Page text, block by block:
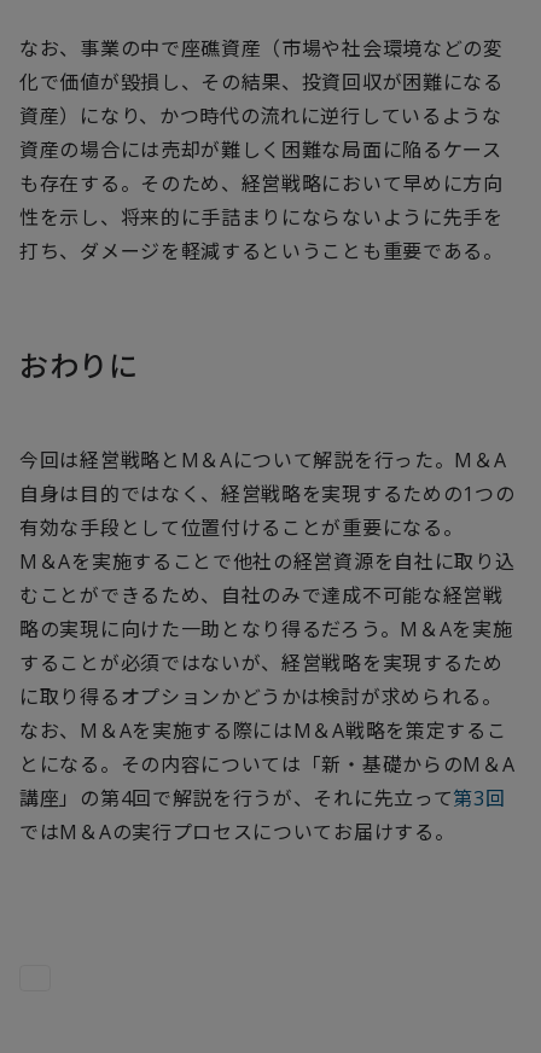
なお、事業の中で座礁資産（市場や社会環境などの変
化で価値が毀損し、その結果、投資回収が困難になる
資産）になり、かつ時代の流れに逆行しているような
資産の場合には売却が難しく困難な局面に陥るケース
も存在する。そのため、経営戦略において早めに方向
性を示し、将来的に手詰まりにならないように先手を
打ち、ダメージを軽減するということも重要である。
おわりに
今回は経営戦略とM＆Aについて解説を行った。M＆A
自身は目的ではなく、経営戦略を実現するための1つの
有効な手段として位置付けることが重要になる。
M＆Aを実施することで他社の経営資源を自社に取り込
むことができるため、自社のみで達成不可能な経営戦
略の実現に向けた一助となり得るだろう。M＆Aを実施
することが必須ではないが、経営戦略を実現するため
に取り得るオプションかどうかは検討が求められる。
なお、M＆Aを実施する際にはM＆A戦略を策定するこ
とになる。その内容については「新・基礎からのM＆A
講座」の第4回で解説を行うが、それに先立って第3回
ではM＆Aの実行プロセスについてお届けする。